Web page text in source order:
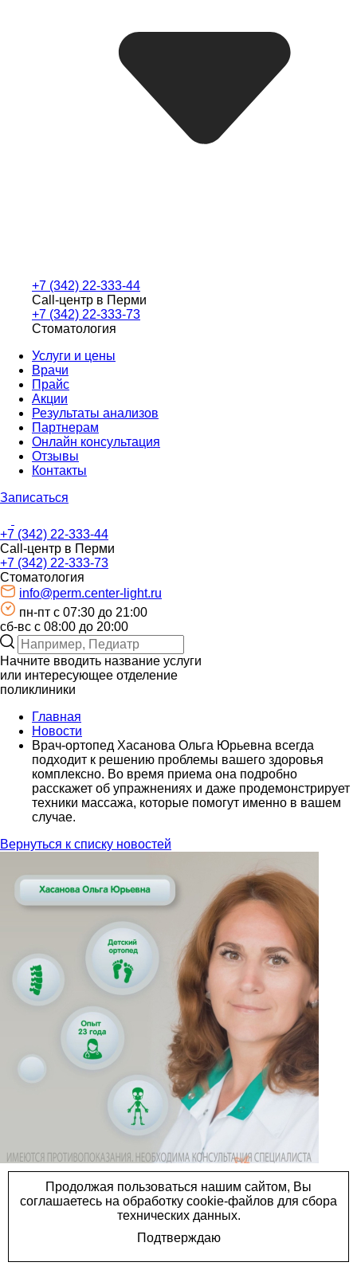
+7 (342) 22-333-44
Call-центр в Перми
+7 (342) 22-333-73
Стоматология
Услуги и цены
Врачи
Прайс
Акции
Результаты анализов
Партнерам
Онлайн консультация
Отзывы
Контакты
Записаться
+7 (342) 22-333-44
Call-центр в Перми
+7 (342) 22-333-73
Стоматология
info@perm.center-light.ru
пн-пт c 07:30 до 21:00
сб-вс с 08:00 до 20:00
Начните вводить название услуги
или интересующее отделение
поликлиники
Главная
Новости
Врач-ортопед Хасанова Ольга Юрьевна всегда
подходит к решению проблемы вашего здоровья
комплексно. Во время приема она подробно
расскажет об упражнениях и даже продемонстрирует
техники массажа, которые помогут именно в вашем
случае.
Вернуться к списку новостей
15.12.2023
Врач-ортопед Хасанова
Ольга Юрьевна всегда